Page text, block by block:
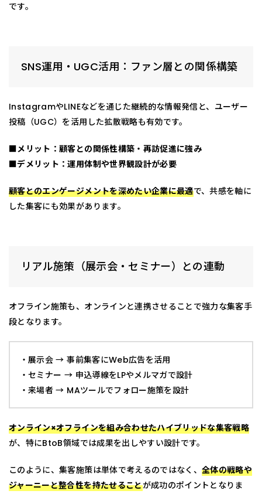
です。
SNS運用・UGC活用：ファン層との関係構築
InstagramやLINEなどを通じた継続的な情報発信と、ユーザー
投稿（UGC）を活用した拡散戦略も有効です。
■メリット：顧客との関係性構築・再訪促進に強み
■デメリット：運用体制や世界観設計が必要
顧客とのエンゲージメントを深めたい企業に最適で、共感を軸に
した集客にも効果があります。
リアル施策（展示会・セミナー）との連動
オフライン施策も、オンラインと連携させることで強力な集客手
段となります。
・展示会 → 事前集客にWeb広告を活用
・セミナー → 申込導線をLPやメルマガで設計
・来場者 → MAツールでフォロー施策を設計
オンライン×オフラインを組み合わせたハイブリッドな集客戦略
が、特にBtoB領域では成果を出しやすい設計です。
このように、集客施策は単体で考えるのではなく、全体の戦略や
ジャーニーと整合性を持たせることが成功のポイントとなりま